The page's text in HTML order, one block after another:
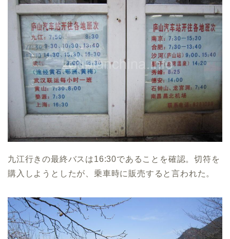
九江行きの最終バスは16:30であることを確認。切符を
購入しようとしたが、乗車時に販売すると言われた。